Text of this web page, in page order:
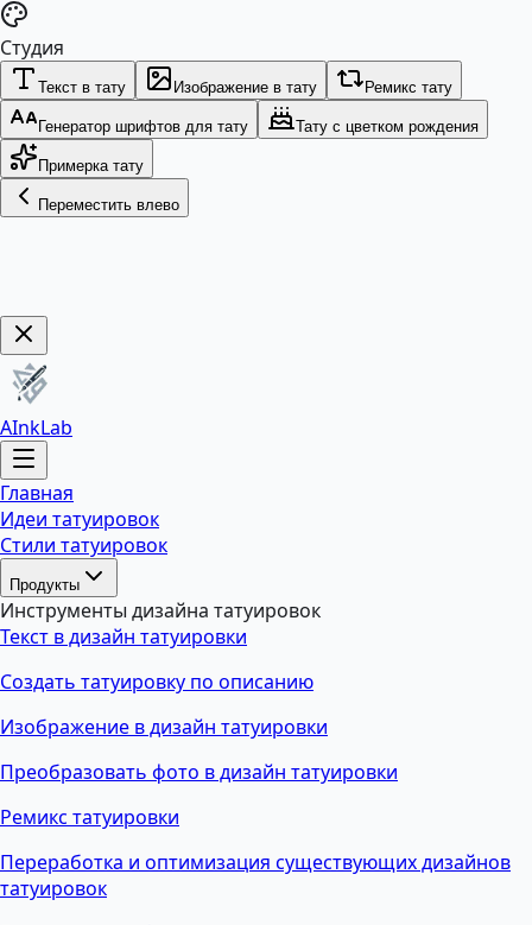
Студия
Текст в тату Изображение в тату Ремикс тату
Генератор шрифтов для тату Тату с цветком рождения
Примерка тату
Переместить влево
Get Now!
AInkLab
Главная
Идеи татуировок
Стили татуировок
Продукты
Инструменты дизайна татуировок
Текст в дизайн татуировки
Создать татуировку по описанию
Изображение в дизайн татуировки
Преобразовать фото в дизайн татуировки
Ремикс татуировки
Переработка и оптимизация существующих дизайнов
татуировок